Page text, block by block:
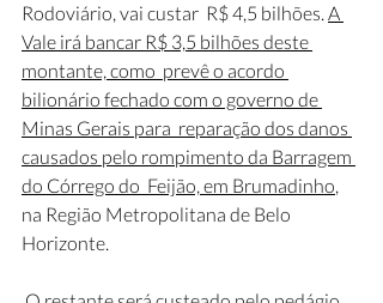
Rodoviário, vai custar  R$ 4,5 bilhões. A
Vale irá bancar R$ 3,5 bilhões deste
montante, como  prevê o acordo
bilionário fechado com o governo de
Minas Gerais para  reparação dos danos
causados pelo rompimento da Barragem
do Córrego do  Feijão, em Brumadinho,
na Região Metropolitana de Belo
Horizonte.